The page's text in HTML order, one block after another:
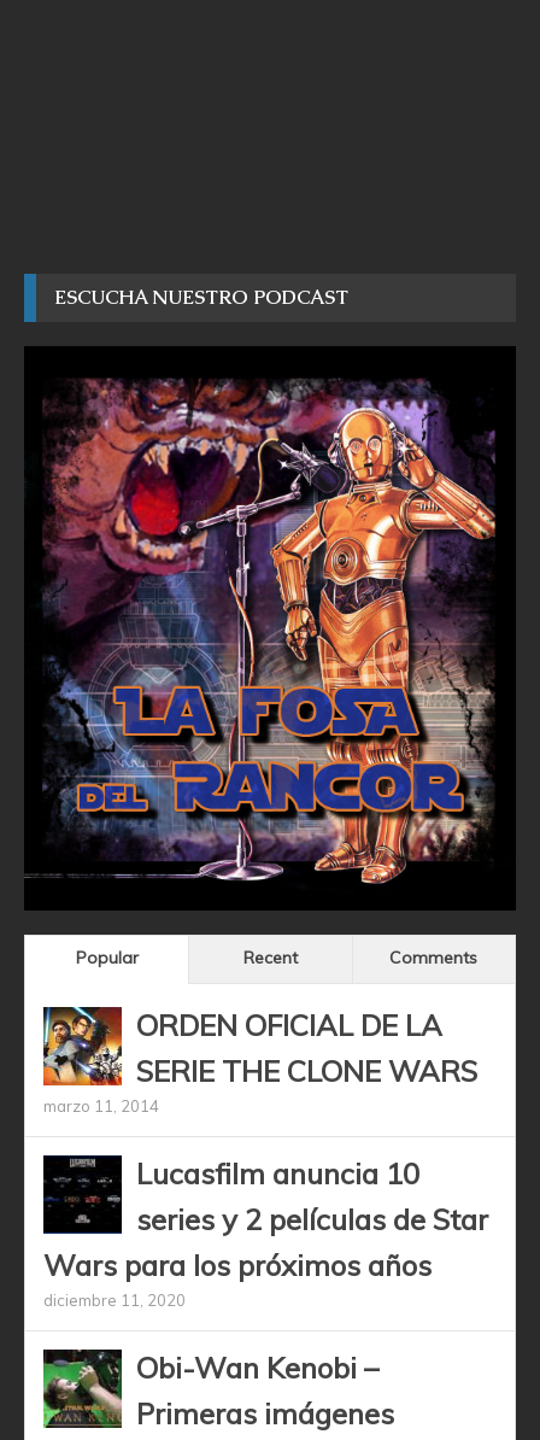
ESCUCHA NUESTRO PODCAST
Popular Recent Comments
ORDEN OFICIAL DE LA
SERIE THE CLONE WARS
marzo 11, 2014
Lucasfilm anuncia 10
series y 2 películas de Star
Wars para los próximos años
diciembre 11, 2020
Obi-Wan Kenobi –
Primeras imágenes